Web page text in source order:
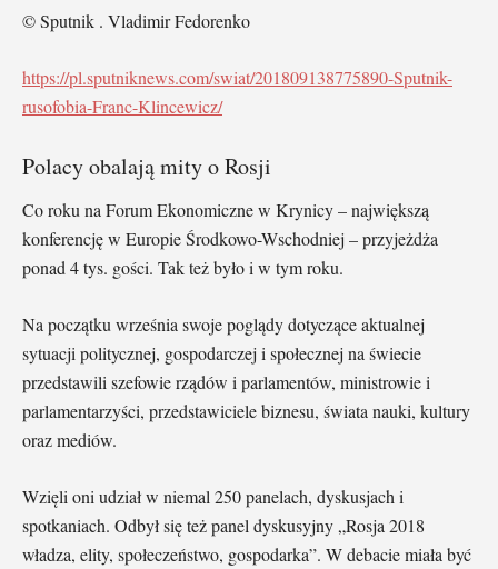
© Sputnik . Vladimir Fedorenko
https://pl.sputniknews.com/swiat/201809138775890-Sputnik-
rusofobia-Franc-Klincewicz/
Polacy obalają mity o Rosji
Co roku na Forum Ekonomiczne w Krynicy – największą
konferencję w Europie Środkowo-Wschodniej – przyjeżdża
ponad 4 tys. gości. Tak też było i w tym roku.
Na początku września swoje poglądy dotyczące aktualnej
sytuacji politycznej, gospodarczej i społecznej na świecie
przedstawili szefowie rządów i parlamentów, ministrowie i
parlamentarzyści, przedstawiciele biznesu, świata nauki, kultury
oraz mediów.
Wzięli oni udział w niemal 250 panelach, dyskusjach i
spotkaniach. Odbył się też panel dyskusyjny „Rosja 2018
władza, elity, społeczeństwo, gospodarka”. W debacie miała być